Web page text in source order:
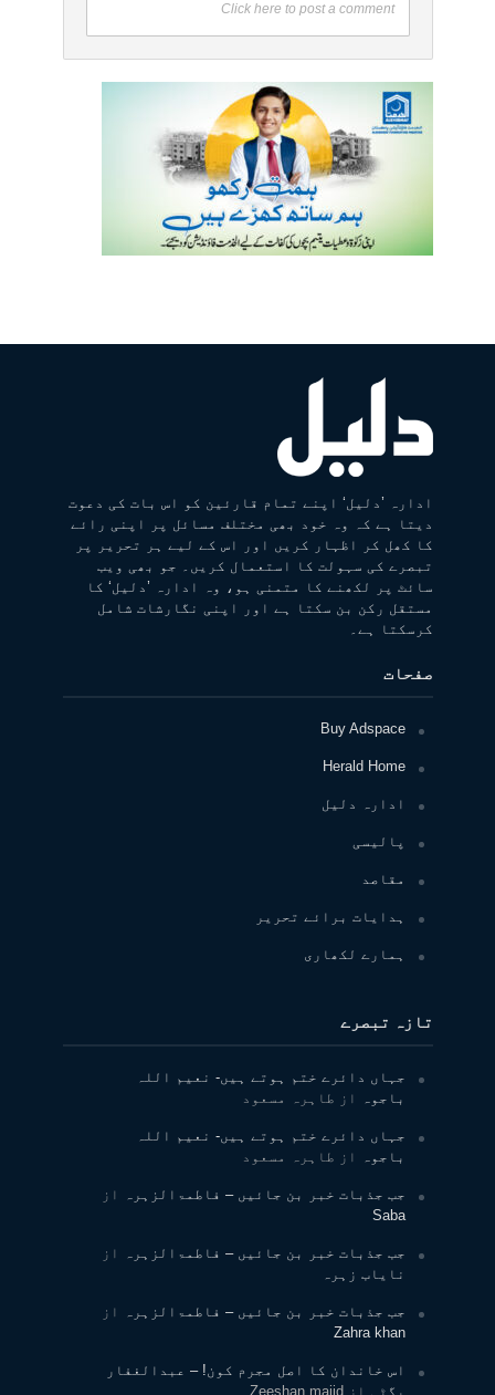
Click here to post a comment
ادارہ ’دلیل‘ اپنے تمام قارئین کو اس بات کی دعوت
دیتا ہے کہ وہ خود بھی مختلف مسائل پر اپنی رائے
کا کھل کر اظہار کریں اور اس کے لیے ہر تحریر پر
تبصرے کی سہولت کا استعمال کریں۔ جو بھی ویب
سائٹ پر لکھنے کا متمنی ہو، وہ ادارہ ’دلیل‘ کا
مستقل رکن بن سکتا ہے اور اپنی نگارشات شامل
کرسکتا ہے۔
صفحات
Buy Adspace
Herald Home
ادارہ دلیل
پالیسی
مقاصد
ہدایات برائے تحریر
ہمارے لکھاری
تازہ تبصرے
جہاں دائرے ختم ہوتے ہیں- نعیم اللہ
باجوہ
از طاہرہ مسعود
جہاں دائرے ختم ہوتے ہیں- نعیم اللہ
باجوہ
از طاہرہ مسعود
جب جذبات خبر بن جائیں – فاطمۃالزہرہ
از
Saba
جب جذبات خبر بن جائیں – فاطمۃالزہرہ
از
نایاب زہرہ
جب جذبات خبر بن جائیں – فاطمۃالزہرہ
از
Zahra khan
اس خاندان کا اصل مجرم کون! – عبدالغفار
بگٹی ازZeeshan majid